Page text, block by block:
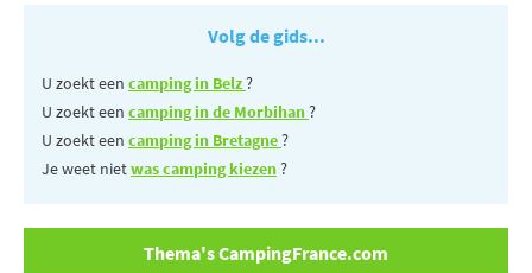
Volg de gids...
U zoekt een camping in Belz?
U zoekt een camping in de Morbihan?
U zoekt een camping in Bretagne?
Je weet nietwas camping kiezen?
Thema's CampingFrance.com